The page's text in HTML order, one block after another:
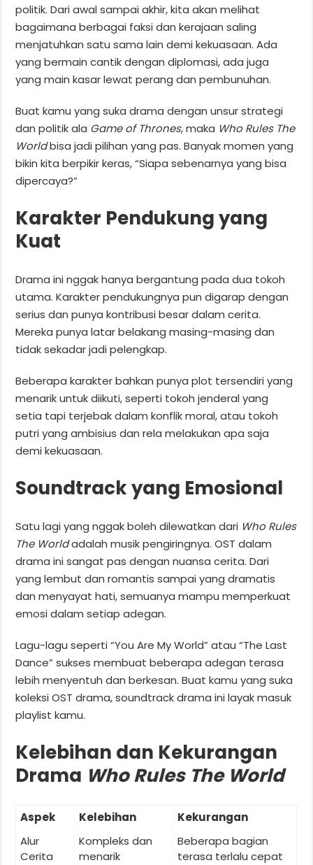
politik. Dari awal sampai akhir, kita akan melihat
bagaimana berbagai faksi dan kerajaan saling
menjatuhkan satu sama lain demi kekuasaan. Ada
yang bermain cantik dengan diplomasi, ada juga
yang main kasar lewat perang dan pembunuhan.
Buat kamu yang suka drama dengan unsur strategi
dan politik ala Game of Thrones, maka Who Rules The
Worldbisa jadi pilihan yang pas. Banyak momen yang
bikin kita berpikir keras, “Siapa sebenarnya yang bisa
dipercaya?”
Karakter Pendukung yang
Kuat
Drama ini nggak hanya bergantung pada dua tokoh
utama. Karakter pendukungnya pun digarap dengan
serius dan punya kontribusi besar dalam cerita.
Mereka punya latar belakang masing-masing dan
tidak sekadar jadi pelengkap.
Beberapa karakter bahkan punya plot tersendiri yang
menarik untuk diikuti, seperti tokoh jenderal yang
setia tapi terjebak dalam konflik moral, atau tokoh
putri yang ambisius dan rela melakukan apa saja
demi kekuasaan.
Soundtrack yang Emosional
Satu lagi yang nggak boleh dilewatkan dari Who Rules
The Worldadalah musik pengiringnya. OST dalam
drama ini sangat pas dengan nuansa cerita. Dari
yang lembut dan romantis sampai yang dramatis
dan menyayat hati, semuanya mampu memperkuat
emosi dalam setiap adegan.
Lagu-lagu seperti “You Are My World” atau “The Last
Dance” sukses membuat beberapa adegan terasa
lebih menyentuh dan berkesan. Buat kamu yang suka
koleksi OST drama, soundtrack drama ini layak masuk
playlist kamu.
Kelebihan dan Kekurangan
Drama Who Rules The World
Aspek Kelebihan
Kekurangan
Alur
Cerita
Kompleks dan
menarik
Beberapa bagian
terasa terlalu cepat